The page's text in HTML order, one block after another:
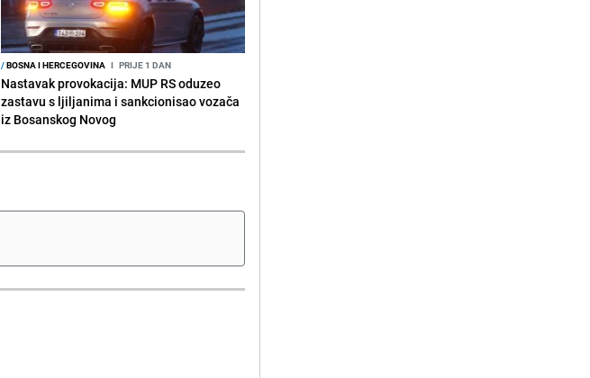
/BOSNA I HERCEGOVINA I PRIJE 1 DAN
Nastavak provokacija: MUP RS oduzeo
zastavu s ljiljanima i sankcionisao vozača
iz Bosanskog Novog